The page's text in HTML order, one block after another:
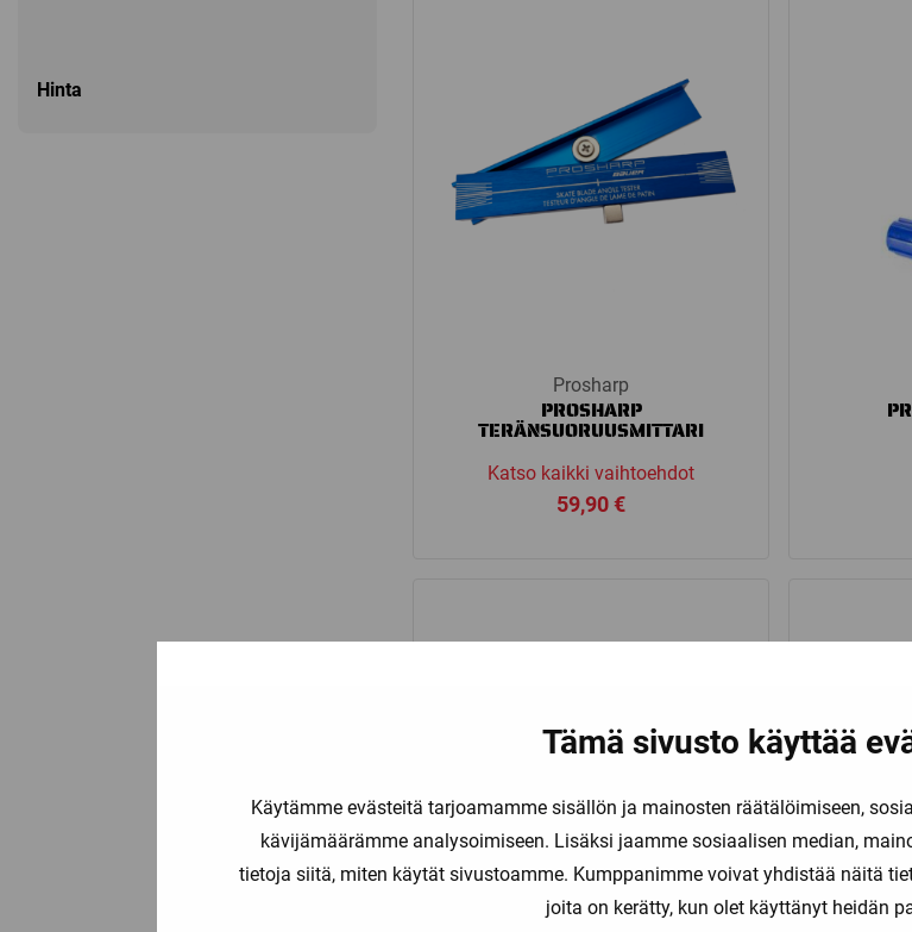
Tämä sivusto käyttää
Käytämme evästeitä tarjoamamme sisällön ja mainosten räätälöimiseen,
kävijämäärämme analysoimiseen. Lisäksi jaamme sosiaalisen median,
tietoja siitä, miten käytät sivustoamme. Kumppanimme voivat yhdistää näitä
joita on kerätty, kun olet käyttänyt heidän
Hinta
Prosharp
PROSHARP
TERÄNSUORUUSMITTARI
Katso kaikki vaihtoehdot
59,90€